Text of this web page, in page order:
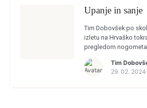
Upanje in sanje
Tim Dobovšek po
izletu na Hrvaško
pregledom
Tim
29. 02. 2024